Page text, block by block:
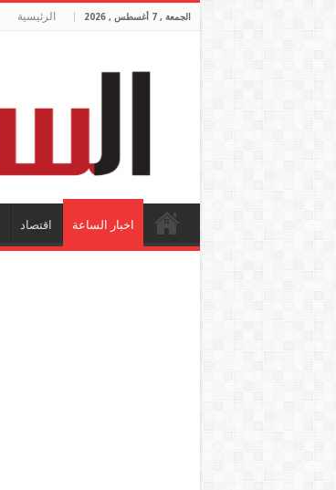
الجمعة , 7 أغسطس , 2026 الرئيسية
اخبار الساعة اقتصاد